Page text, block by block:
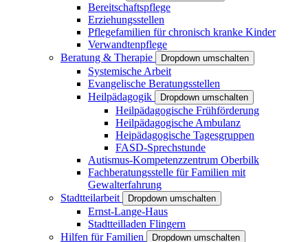
Bereitschaftspflege
Erziehungsstellen
Pflegefamilien für chronisch kranke Kinder
Verwandtenpflege
Beratung & Therapie
Dropdown umschalten
Systemische Arbeit
Evangelische Beratungsstellen
Heilpädagogik
Dropdown umschalten
Heilpädagogische Frühförderung
Heilpädagogische Ambulanz
Heipädagogische Tagesgruppen
FASD-Sprechstunde
Autismus-Kompetenzzentrum Oberbilk
Fachberatungsstelle für Familien mit
Gewalterfahrung
Stadtteilarbeit
Dropdown umschalten
Ernst-Lange-Haus
Stadtteilladen Flingern
Hilfen für Familien
Dropdown umschalten